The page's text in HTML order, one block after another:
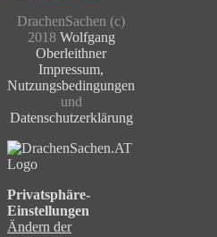
DrachenSachen (c)
2018 Wolfgang
Oberleithner
Impressum,
Nutzungsbedingungen
und
Datenschutzerklärung
Privatsphäre-
Einstellungen
Ändern der